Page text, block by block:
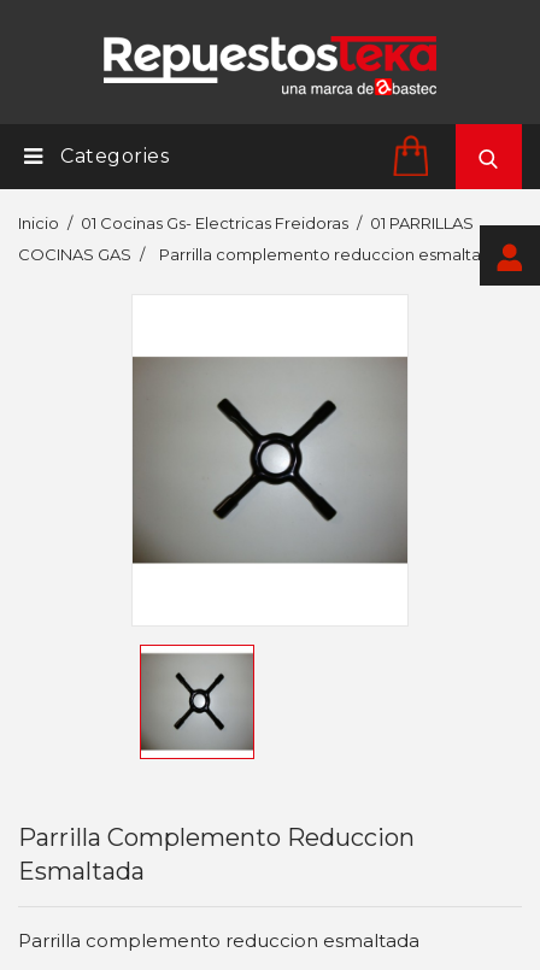
Categories
Inicio 01 Cocinas Gs- Electricas Freidoras
01 PARRILLAS
COCINAS GAS
Parrilla complemento reduccion esmaltada
Parrilla Complemento Reduccion
Esmaltada
Parrilla complemento reduccion esmaltada